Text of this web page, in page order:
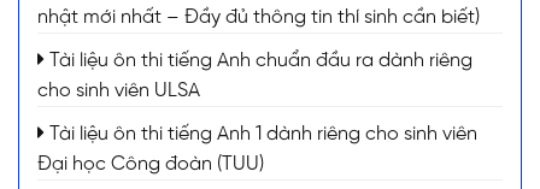
nhật mới nhất – Đầy đủ thông tin thí sinh cần biết)
Tài liệu ôn thi tiếng Anh chuẩn đầu ra dành riêng
cho sinh viên ULSA
Tài liệu ôn thi tiếng Anh 1 dành riêng cho sinh viên
Đại học Công đoàn (TUU)